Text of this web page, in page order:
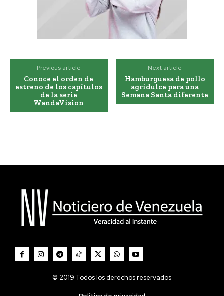
Previous article
Conoce el orden de
estreno de los capítulos
de la serie
WandaVision
Next article
Hamburguesa de pollo
agridulce para una
Semana Santa diferente
© 2019 Todos los derechos reservados